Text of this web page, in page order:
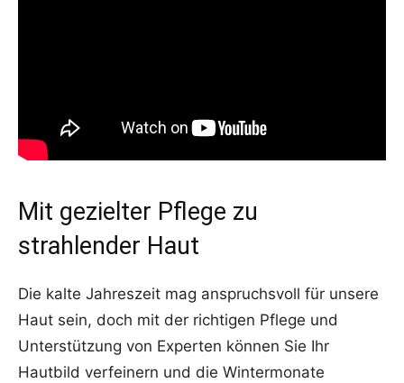
Mit gezielter Pflege zu
strahlender Haut
Die kalte Jahreszeit mag anspruchsvoll für unsere
Haut sein, doch mit der richtigen Pflege und
Unterstützung von Experten können Sie Ihr
Hautbild verfeinern und die Wintermonate